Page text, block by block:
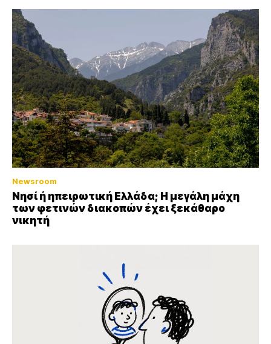
Newsroom
Νησί ή ηπειρωτική Ελλάδα; Η μεγάλη μάχη
των φετινών διακοπών έχει ξεκάθαρο
νικητή